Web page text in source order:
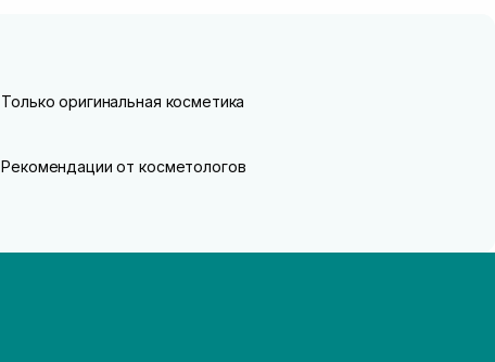
Только оригинальная косметика
Рекомендации от косметологов